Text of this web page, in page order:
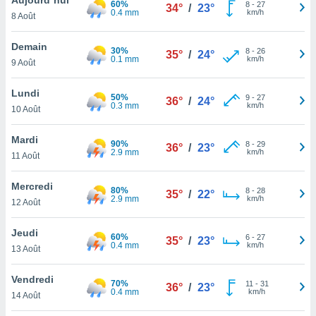
et
»,
au
vous
qu'ils
ou
le
ainsi
un
la
du
8 Août
60%
0.4 mm
34° / 23° 8- 27
km/h
Demain
9 Août
30%
0.1 mm
35° / 24° 8- 26
km/h
Lundi
10 Août
50%
0.3 mm
36° / 24° 9- 27
km/h
Mardi
11 Août
90%
2.9 mm
36° / 23° 8- 29
km/h
Mercredi
12 Août
80%
2.9 mm
35° / 22° 8- 28
km/h
Jeudi
13 Août
60%
0.4 mm
35° / 23° 6- 27
km/h
Vendredi
14 Août
70%
0.4 mm
36° / 23° 11 - 31
km/h